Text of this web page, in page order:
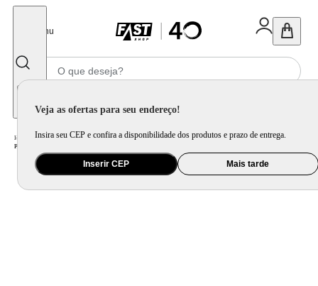
Menu
Veja as ofertas para seu endereço!
Insira seu CEP e confira a disponibilidade dos produtos e prazo de entrega.
Inserir CEP Mais tarde
Home Utilidade Doméstica Organização e Armazenamento / Porta Mantimento e Pote
/
Porta Lanche Tupperware com Divisórias